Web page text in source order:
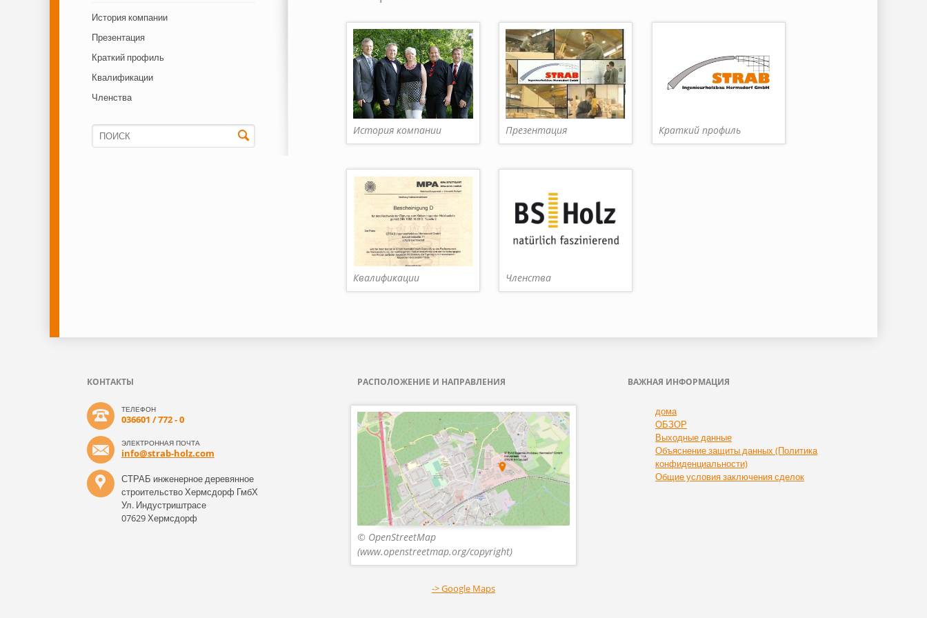
навигацию
История компании
Презентация
Краткий профиль
Квалификации
Членства
История компании Презентация Краткий профиль
Квалификации Членства
КОНТАКТЫ
ТЕЛЕФОН
036601 / 772 - 0
ЭЛЕКТРОННАЯ ПОЧТА
info@strab-holz.com
СТРАБ инженерное деревянное
строительство Хермсдорф ГмбХ
Ул. Индустриштрасе
07629 Хермсдорф
РАСПОЛОЖЕНИЕ И НАПРАВЛЕНИЯ
© OpenStreetMap
(www.openstreetmap.org/copyright)
-> Google Maps
ВАЖНАЯ ИНФОРМАЦИЯ
Пропустить
навигацию
дома
ОБЗОР
Выходные данные
Объяснение защиты данных (Политика
конфиденциальности)
Общие условия заключения сделок